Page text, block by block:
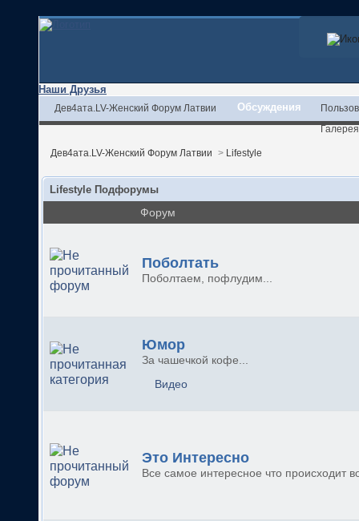
Наши Друзья
Дев4ата.LV-Женский Форум Латвии Обсуждения
Галерея
Дев4ата.LV-Женский Форум Латвии > Lifestyle
Lifestyle Подфорумы
Форум
Поболтать
Поболтаем, пофлудим...
Юмор
За чашечкой кофе...
Видео
Это Интересно
Все самое интересное что происходит